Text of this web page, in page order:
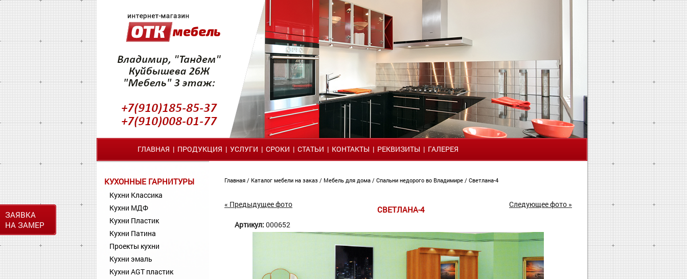
ЗАЯВКА
НА ЗАМЕР
ГЛАВНАЯ | ПРОДУКЦИЯ | УСЛУГИ | СРОКИ | СТАТЬИ | КОНТАКТЫ | РЕКВИЗИТЫ | ГАЛЕРЕЯ
КУХОННЫЕ ГАРНИТУРЫ
Кухни Классика
Кухни МДФ
Кухни Пластик
Кухни Патина
Проекты кухни
Кухни эмаль
Кухни AGT пластик
Главная / Каталог мебели на заказ / Мебель для дома / Спальни недорого во Владимире / Светлана-4
« Предыдущее фото Следующее фото »
СВЕТЛАНА-4
Артикул: 000652